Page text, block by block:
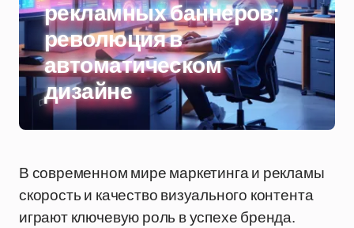
рекламных баннеров:
революция в
автоматическом
дизайне
В современном мире маркетинга и рекламы
скорость и качество визуального контента
играют ключевую роль в успехе бренда.